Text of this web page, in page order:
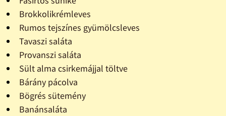
Brokkolikrémleves
Rumos tejszínes gyümölcsleves
Tavaszi saláta
Provanszi saláta
Sült alma csirkemájjal töltve
Bárány pácolva
Bögrés sütemény
Banánsaláta